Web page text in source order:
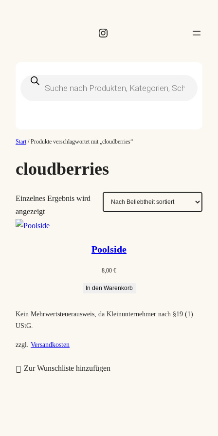
Instagram
Products
search
Start/ Produkte verschlagwortet mit „cloudberries“
cloudberries
Einzelnes Ergebnis wird
angezeigt
Poolside
8,00 €
In den Warenkorb
Kein Mehrwertsteuerausweis, da Kleinunternehmer nach §19 (1)
UStG.
zzgl. Versandkosten
Zur Wunschliste hinzufügen